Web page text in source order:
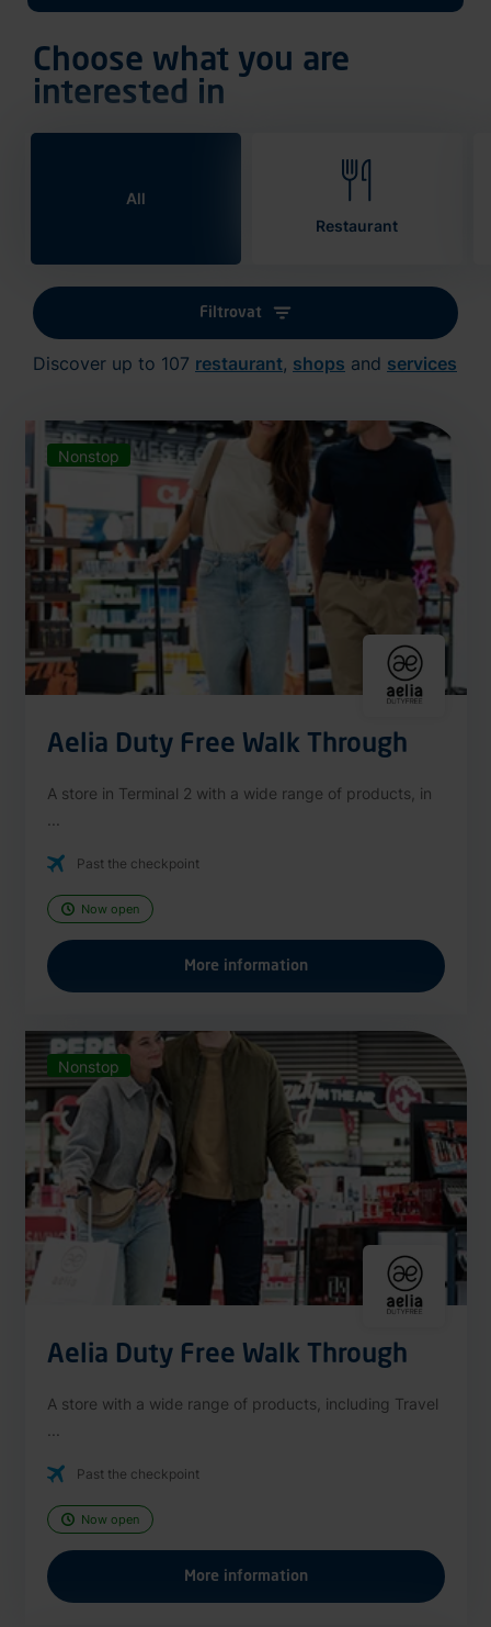
Choose what you are
interested in
All
Restaurant
Filtrovat
Discover up to 107 restaurant, shops and services
Nonstop
Aelia Duty Free Walk Through
A store in Terminal 2 with a wide range of products, in
Past the checkpoint
Now open
More information
Nonstop
Aelia Duty Free Walk Through
A store with a wide range of products, including Travel
Past the checkpoint
Now open
More information